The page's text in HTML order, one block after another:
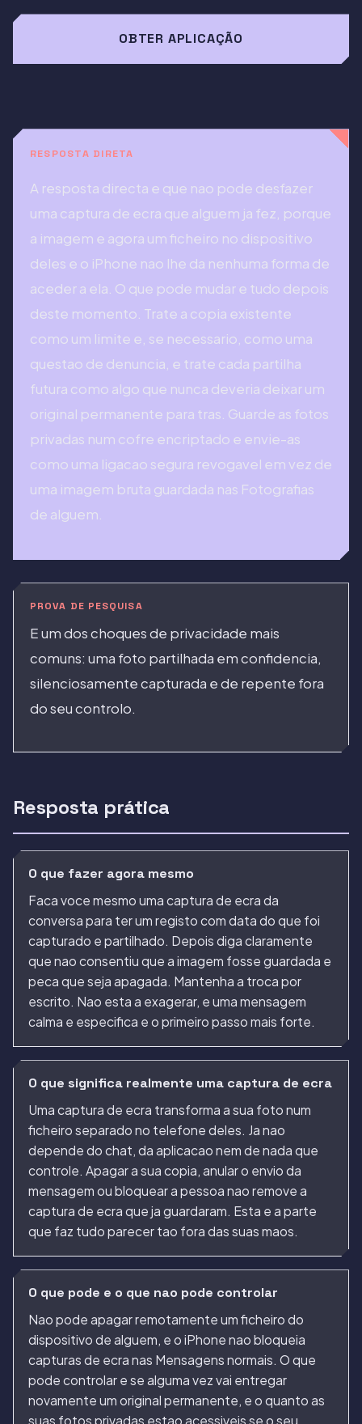
OBTER APLICAÇÃO
RESPOSTA DIRETA
A resposta directa e que nao pode desfazer
uma captura de ecra que alguem ja fez, porque
a imagem e agora um ficheiro no dispositivo
deles e o iPhone nao lhe da nenhuma forma de
aceder a ela. O que pode mudar e tudo depois
deste momento. Trate a copia existente
como um limite e, se necessario, como uma
questao de denuncia, e trate cada partilha
futura como algo que nunca deveria deixar um
original permanente para tras. Guarde as fotos
privadas num cofre encriptado e envie-as
como uma ligacao segura revogavel em vez de
uma imagem bruta guardada nas Fotografias
de alguem.
PROVA DE PESQUISA
E um dos choques de privacidade mais
comuns: uma foto partilhada em confidencia,
silenciosamente capturada e de repente fora
do seu controlo.
Resposta prática
O que fazer agora mesmo
Faca voce mesmo uma captura de ecra da
conversa para ter um registo com data do que foi
capturado e partilhado. Depois diga claramente
que nao consentiu que a imagem fosse guardada e
peca que seja apagada. Mantenha a troca por
escrito. Nao esta a exagerar, e uma mensagem
calma e especifica e o primeiro passo mais forte.
O que significa realmente uma captura de ecra
Uma captura de ecra transforma a sua foto num
ficheiro separado no telefone deles. Ja nao
depende do chat, da aplicacao nem de nada que
controle. Apagar a sua copia, anular o envio da
mensagem ou bloquear a pessoa nao remove a
captura de ecra que ja guardaram. Esta e a parte
que faz tudo parecer tao fora das suas maos.
O que pode e o que nao pode controlar
Nao pode apagar remotamente um ficheiro do
dispositivo de alguem, e o iPhone nao bloqueia
capturas de ecra nas Mensagens normais. O que
pode controlar e se alguma vez vai entregar
novamente um original permanente, e o quanto as
suas fotos privadas estao acessiveis se o seu